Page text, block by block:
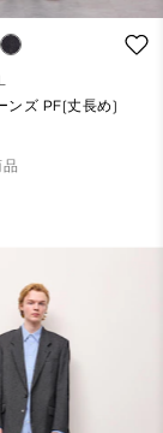
ンズ PF(丈長め)